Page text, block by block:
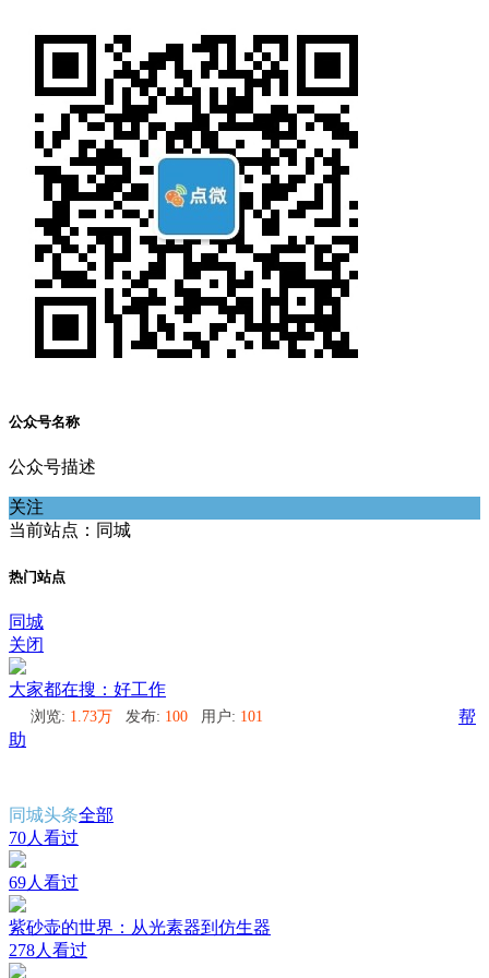
公众号名称
公众号描述
关注
当前站点：同城
热门站点
同城
关闭
大家都在搜：好工作
浏览: 1.73万 发布: 100 用户: 101
帮
助
同城头条全部
70人看过
69人看过
紫砂壶的世界：从光素器到仿生器
278人看过